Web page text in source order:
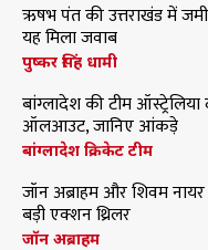
ऋषभ पंत की उत्तराखंड में
यह मिला जवाब
पुष्कर सिंह धामी
बांग्लादेश की टीम
ऑलआउट, जानिए आंकड़े
बांग्लादेश क्रिकेट टीम
जॉन अब्राहम और शिवम
बड़ी एक्शन थ्रिलर
जॉन अब्राहम